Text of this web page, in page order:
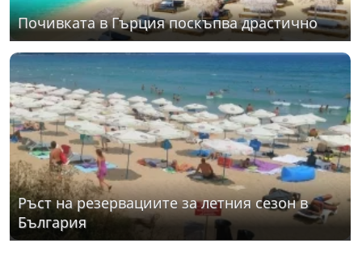
Почивката в Гърция поскъпва драстично
Ръст на резервациите за летния сезон в
България